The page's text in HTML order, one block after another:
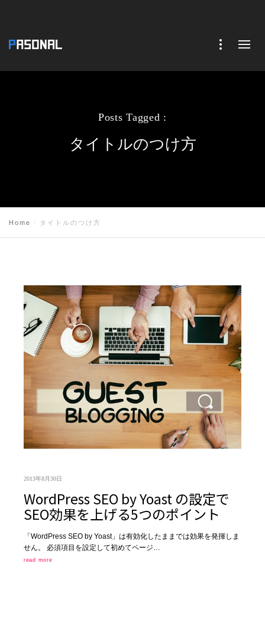
Posts Tagged :
タイトルのつけ方
Home タイトルのつけ方
2013年8月30日
WordPress SEO by Yoast の設定で
SEO効果を上げる5つのポイント
「WordPress SEO by Yoast」は有効化したままでは効果を発揮しま
せん。 必須項目を設定して初めてページ…
read more